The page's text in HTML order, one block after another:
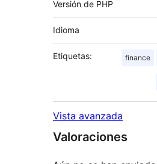
Versión de PHP
Idioma
Etiquetas: finance
Vista avanzada
Valoraciones